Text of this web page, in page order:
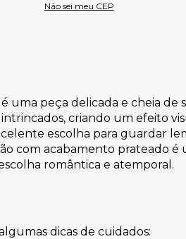
Não sei meu CEP
uma peça delicada e cheia de
criando um efeito
escolha para guardar
com acabamento prateado é
romântica e atemporal.
dicas de cuidados: